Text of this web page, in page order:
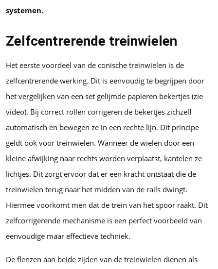
systemen.
Zelfcentrerende treinwielen
Het eerste voordeel van de conische treinwielen is de
zelfcentrerende werking. Dit is eenvoudig te begrijpen door
het vergelijken van een set gelijmde papieren bekertjes (zie
video). Bij correct rollen corrigeren de bekertjes zichzelf
automatisch en bewegen ze in een rechte lijn. Dit principe
geldt ook voor treinwielen. Wanneer de wielen door een
kleine afwijking naar rechts worden verplaatst, kantelen ze
lichtjes. Dit zorgt ervoor dat er een kracht ontstaat die de
treinwielen terug naar het midden van de rails dwingt.
Hiermee voorkomt men dat de trein van het spoor raakt. Dit
zelfcorrigerende mechanisme is een perfect voorbeeld van
eenvoudige maar effectieve techniek.
De flenzen aan beide zijden van de treinwielen dienen als